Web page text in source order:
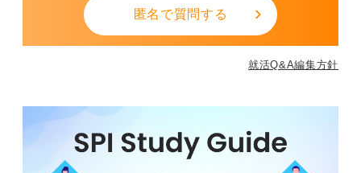
匿名で質問する
就活Q&A編集方針